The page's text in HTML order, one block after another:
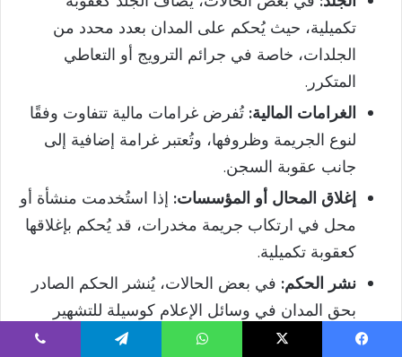
تكميلية، حيث يُحكم على المدان بعدد محدد من
الجلدات، خاصة في جرائم الترويج أو التعاطي
المتكرر.
الغرامات المالية: تُفرض غرامات مالية تتفاوت وفقًا
لنوع الجريمة وظروفها، وتُعتبر غرامة إضافية إلى
جانب عقوبة السجن.
إغلاق المحال أو المؤسسات: إذا استُخدمت منشأة أو
محل في ارتكاب جريمة مخدرات، قد يُحكم بإغلاقها
كعقوبة تكميلية.
نشر الحكم: في بعض الحالات، يُنشر الحكم الصادر
بحق المدان في وسائل الإعلام كوسيلة للتشهير
والردع.